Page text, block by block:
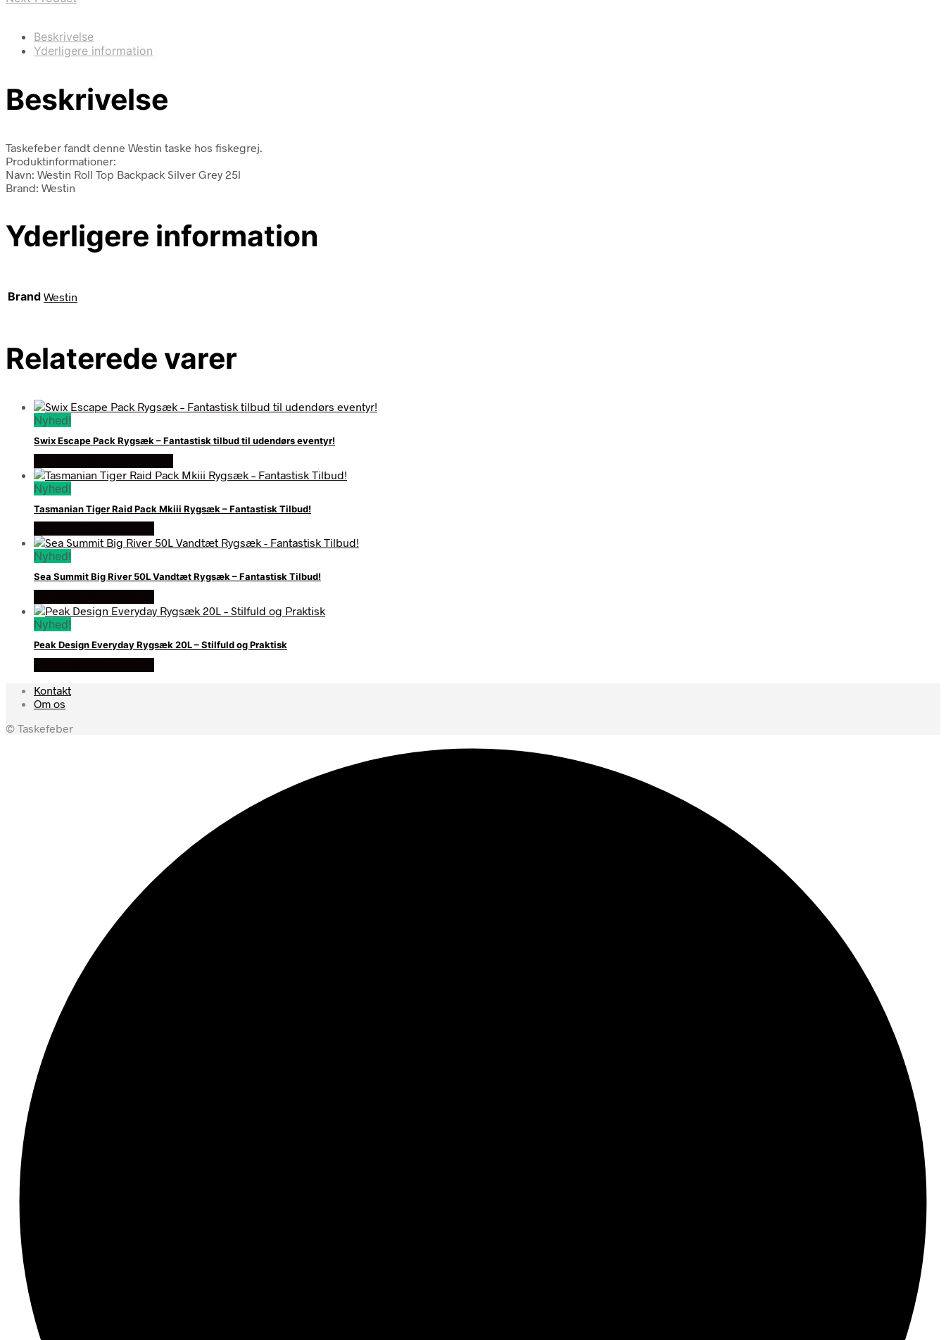
Beskrivelse
Yderligere information
Beskrivelse
Taskefeber fandt denne Westin taske hos fiskegrej.
Produktinformationer:
Navn: Westin Roll Top Backpack Silver Grey 25l
Brand: Westin
Yderligere information
Brand Westin
Relaterede varer
Nyhed!
Swix Escape Pack Rygsæk – Fantastisk tilbud til udendørs eventyr!
Nyhed!
Tasmanian Tiger Raid Pack Mkiii Rygsæk – Fantastisk Tilbud!
Nyhed!
Sea Summit Big River 50L Vandtæt Rygsæk – Fantastisk Tilbud!
Nyhed!
Peak Design Everyday Rygsæk 20L – Stilfuld og Praktisk
Kontakt
Om os
© Taskefeber